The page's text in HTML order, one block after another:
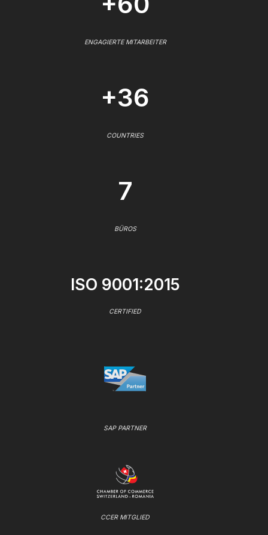
ENGAGIERTE MITARBEITER
+36
COUNTRIES
7
BÜROS
ISO 9001:2015
CERTIFIED
SAP PARTNER
CCER MITGLIED